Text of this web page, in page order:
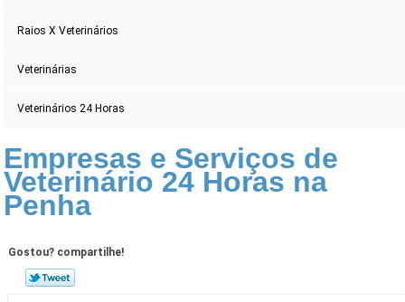
Raios X Veterinários
Veterinárias
Veterinários 24 Horas
Empresas e Serviços de
Veterinário 24 Horas na
Penha
Gostou? compartilhe!